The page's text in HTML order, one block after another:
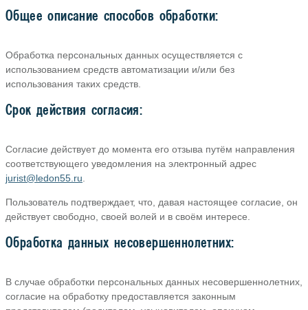
Общее описание способов обработки:
Обработка персональных данных осуществляется с
использованием средств автоматизации и/или без
использования таких средств.
Срок действия согласия:
Согласие действует до момента его отзыва путём направления
соответствующего уведомления на электронный адрес
jurist@ledon55.ru
Пользователь подтверждает, что, давая настоящее согласие, он
действует свободно, своей волей и в своём интересе.
Обработка данных несовершеннолетних:
В случае обработки персональных данных несовершеннолетних,
согласие на обработку предоставляется законным